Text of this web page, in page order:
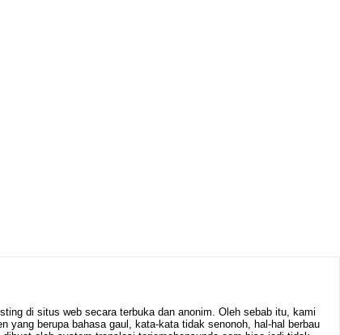
di situs web secara terbuka dan anonim. Oleh sebab itu, kami
yang berupa bahasa gaul, kata-kata tidak senonoh, hal-hal berbau